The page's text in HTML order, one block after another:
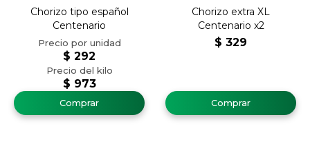
Chorizo tipo español
Centenario
$ 973
$ 292
Chorizo extra XL
Centenario x2
$ 329